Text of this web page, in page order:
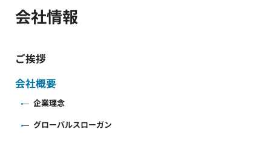
会社情報
ご挨拶
会社概要
企業理念
グローバルスローガン